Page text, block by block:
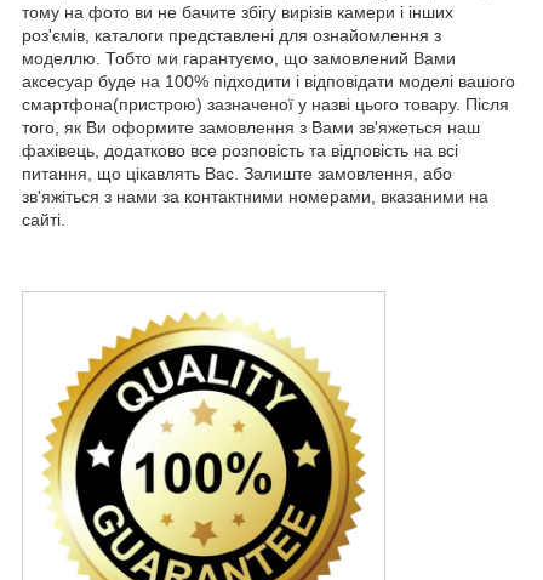
тому на фото ви не бачите збігу вирізів камери і інших
роз'ємів, каталоги представлені для ознайомлення з
моделлю. Тобто ми гарантуємо, що замовлений Вами
аксесуар буде на 100% підходити і відповідати моделі вашого
смартфона(пристрою) зазначеної у назві цього товару. Після
того, як Ви оформите замовлення з Вами зв'яжеться наш
фахівець, додатково все розповість та відповість на всі
питання, що цікавлять Вас. Залиште замовлення, або
зв'яжіться з нами за контактними номерами, вказаними на
сайті.